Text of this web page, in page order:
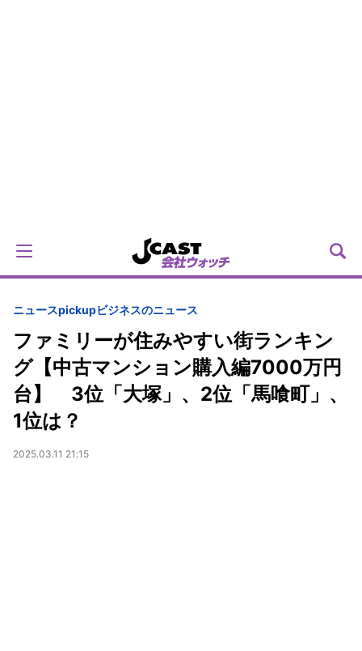
ニュースpickupビジネスのニュース
ファミリーが住みやすい街ランキン
グ【中古マンション購入編7000万円
台】 3位「大塚」、2位「馬喰町」、
1位は？
2025.03.11 21:15